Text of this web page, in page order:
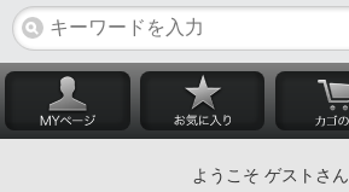
ようこそ ゲストさん